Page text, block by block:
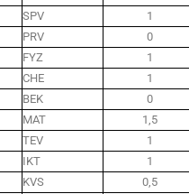
SPV
1
PRV
0
FYZ
1
CHE
1
BEK
0
MAT
1,5
TEV
1
IKT
1
KVS
0,5